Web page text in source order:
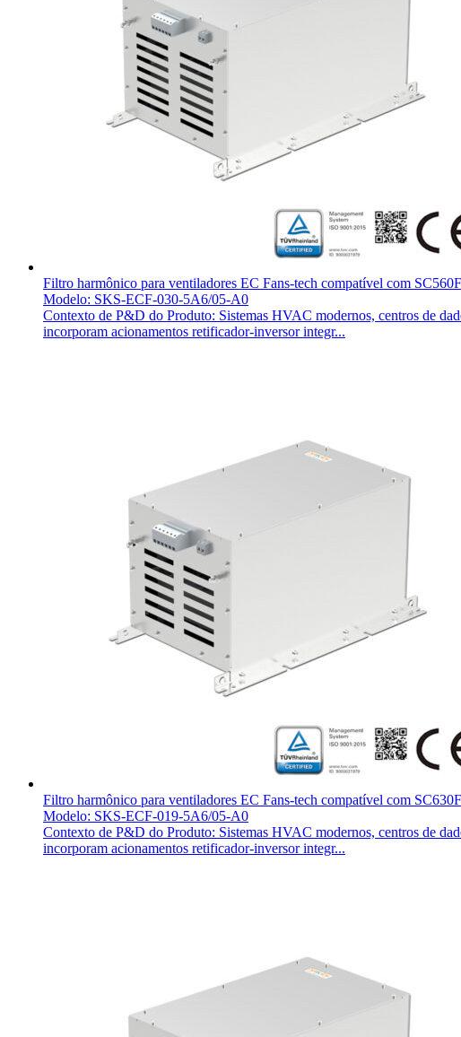
Filtro harmônico para ventiladores EC Fans-tech compatível com
Modelo: SKS-ECF-030-5A6/05-A0
Contexto de P&D do Produto: Sistemas HVAC modernos, centros de
incorporam acionamentos retificador-inversor integr...
Filtro harmônico para ventiladores EC Fans-tech compatível com
Modelo: SKS-ECF-019-5A6/05-A0
Contexto de P&D do Produto: Sistemas HVAC modernos, centros de
incorporam acionamentos retificador-inversor integr...